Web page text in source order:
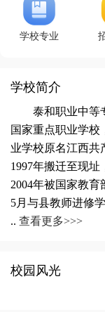
学校专业
学校简介
泰和职业中等
国家重点职业学校
业学校原名江西共
1997年搬迁至现址
2004年被国家教
5月与县教师进修
.. 查看更多>>>
校园风光